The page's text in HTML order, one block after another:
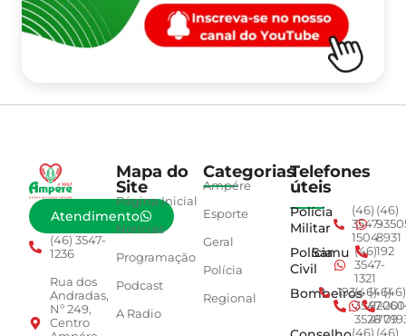
Atendimento
(46) 3547-
1236
Rua dos
Andradas,
Nº 249,
Centro
Mapa do
Site
Página Inicial
Notícias
Programação
Podcast
A Radio
Categorias
Ampére
Esporte
Geral
Polícia
Regional
Telefones
úteis
Polícia
Militar
(46)
3547-
1504
(46)
8931
Polícia
Civil
Samu (46)
3547-
1321
192
Bombeiros
193(46)
3547-
3528
(46)
4779
(46)
(46) (46)